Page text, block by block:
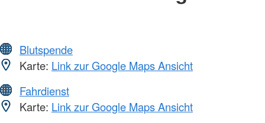
Blutspende
Karte: Link zur Google Maps Ansicht
Fahrdienst
Karte: Link zur Google Maps Ansicht